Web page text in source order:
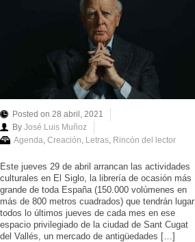
Posted on 28 abril, 2021
By José Luis Muñoz
Agenda Creación Letras Rincón del lector
Este jueves 29 de abril arrancan las actividades
culturales en El Siglo, la librería de ocasión más
grande de toda España (150.000 volúmenes en
más de 800 metros cuadrados) que tendrán lugar
todos lo últimos jueves de cada mes en ese
espacio privilegiado de la ciudad de Sant Cugat
del Vallés, un mercado de antigüedades […]